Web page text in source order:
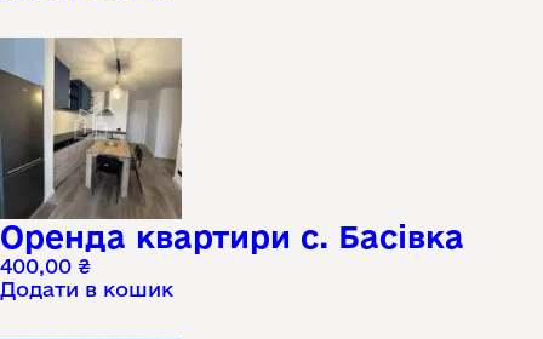
Оренда квартири с. Басівка
400,00 ₴
Додати в кошик